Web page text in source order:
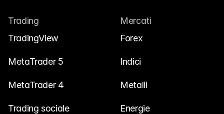
Trading
TradingView
MetaTrader 5
MetaTrader 4
Trading sociale
Mercati
Forex
Indici
Metalli
Energie